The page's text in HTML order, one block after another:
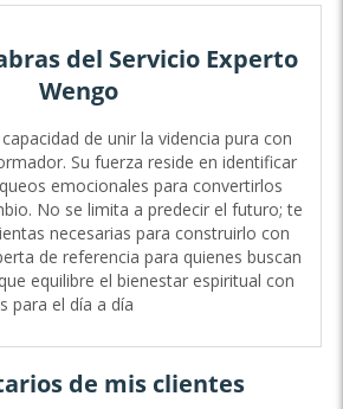
del Servicio Experto
Wengo
de unir la videncia pura con
Su fuerza reside en identificar
emocionales para convertirlos
No se limita a predecir el futuro; te
necesarias para construirlo con
de referencia para quienes buscan
equilibre el bienestar espiritual con
para el día a día
de mis clientes